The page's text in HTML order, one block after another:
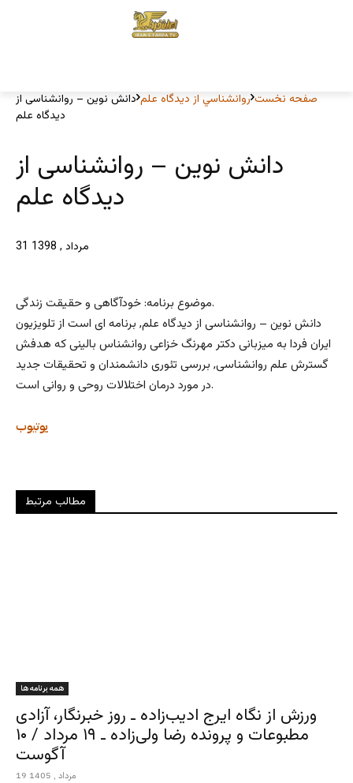
صفحه نخست روانشناسي از ديدگاه علم دانش نوین – روانشناسی از
دیدگاه علم
دانش نوین – روانشناسی از
دیدگاه علم
31 مرداد , 1398
موضوع برنامه: خودآگاهی و حقیقت زندگی.
دانش نوین – روانشناسی از دیدگاه علم, برنامه ای است از تلویزیون
ایران فردا به میزبانی دکتر مهرنگ خزاعی روانشناس بالینی که هدفش
گسترش علم روانشناسی, بررسی تئوری دانشمندان و تحقیقات جدید
در مورد درمان اختلالات روحی و روانی است.
یوتیوب
مطالب مرتبط
همه برنامه ها
ورزش از نگاه ایرج ادیب‌زاده ـ روز خبرنگار، آزادی
مطبوعات و پرونده رضا ولی‌زاده ـ ۱۹ مرداد / ۱۰
آگوست
19 مرداد , 1405